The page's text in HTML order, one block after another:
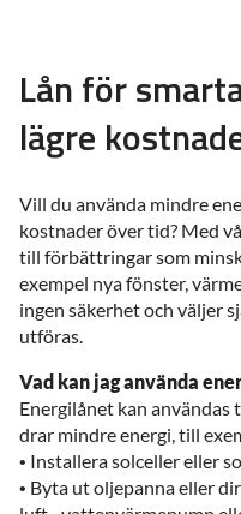
Lån för
lägre
Vill du använda mindre
kostnader över tid? Med
till förbättringar som
exempel nya fönster,
ingen säkerhet och väljer
utföras.
Vad kan jag använda
Energilånet kan
drar mindre energi, till
• Installera solceller eller
• Byta ut oljepanna eller